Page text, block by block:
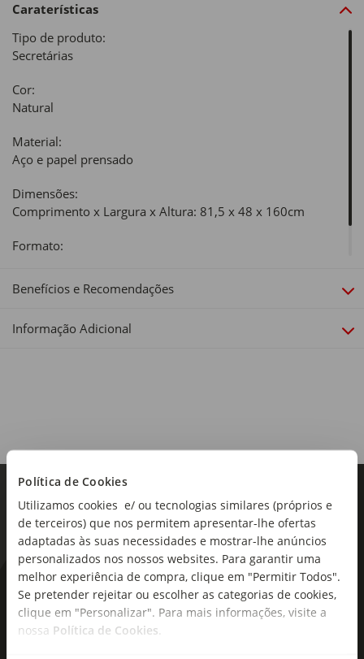
Política de Cookies
Utilizamos cookies e/ ou tecnologias similares (próprios e
de terceiros) que nos permitem apresentar-lhe ofertas
adaptadas às suas necessidades e mostrar-lhe anúncios
personalizados nos nossos websites. Para garantir uma
melhor experiência de compra, clique em "Permitir Todos".
Se pretender rejeitar ou escolher as categorias de cookies,
clique em "Personalizar". Para mais informações, visite a
nossa Política de Cookies
Caraterísticas
Tipo de produto:
Secretárias
Cor:
Natural
Material:
Aço e papel prensado
Dimensões:
Comprimento x Largura x Altura: 81,5 x 48 x 160cm
Formato:
Benefícios e Recomendações
Informação Adicional
As novidades mais frescas no
seu e-mail!